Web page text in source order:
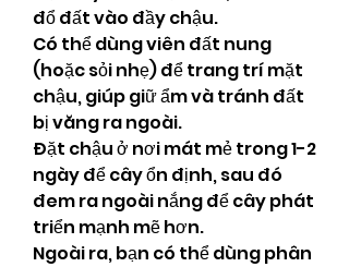
đổ đất vào đầy chậu.
Có thể dùng viên đất nung
(hoặc sỏi nhẹ) để trang trí mặt
chậu, giúp giữ ẩm và tránh đất
bị văng ra ngoài.
Đặt chậu ở nơi mát mẻ trong 1-2
ngày để cây ổn định, sau đó
đem ra ngoài nắng để cây phát
triển mạnh mẽ hơn.
Ngoài ra, bạn có thể dùng phân